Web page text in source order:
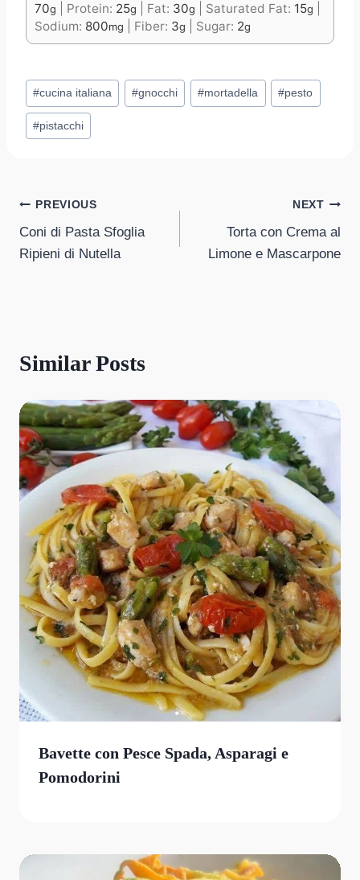
70g Protein: 25g Fat: 30g Saturated Fat: 15g
Sodium: 800mg Fiber: 3g Sugar: 2g
Post
Tags:
#cucina italiana #gnocchi #mortadella #pesto
#pistacchi
Post
navigation
PREVIOUS
Coni di Pasta Sfoglia
Ripieni di Nutella
NEXT
Torta con Crema al
Limone e Mascarpone
Similar Posts
Bavette con Pesce Spada, Asparagi e
Pomodorini